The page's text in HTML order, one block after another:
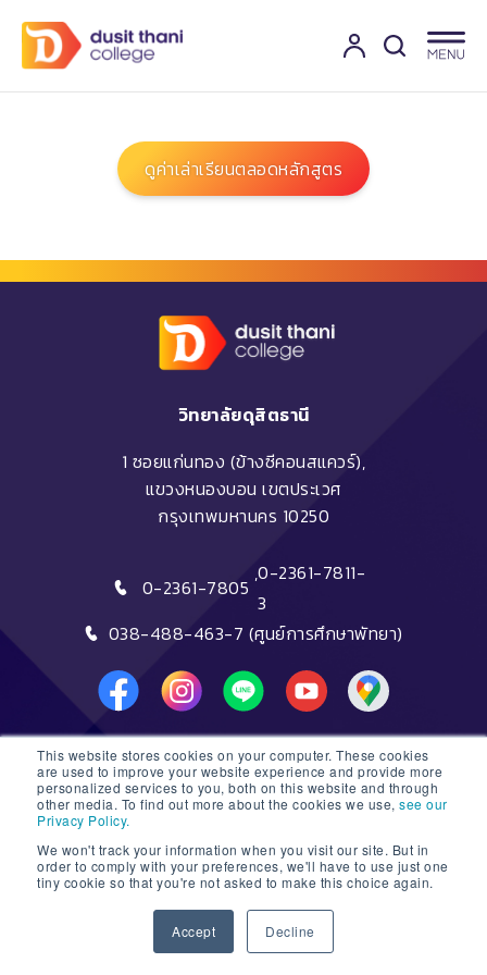
This website stores cookies on your computer. These cookies
are used to improve your website experience and provide more
personalized services to you, both on this website and through
other media. To find out more about the cookies we use, see our
Privacy Policy.
We won't track your information when you visit our site. But in
order to comply with your preferences, we'll have to use just one
tiny cookie so that you're not asked to make this choice again.
Accept Decline
ดูค่าเล่าเรียนตลอดหลักสูตร
วิทยาลัยดุสิตธานี
1 ซอยแก่นทอง (ข้างซีคอนสแควร์),
แขวงหนองบอน เขตประเวศ
กรุงเทพมหานคร 10250
0-2361-7805
,0-2361-7811-
3
038-488-463-7 (ศูนย์การศึกษาพัทยา)
DTC HOTLINE
FAQs
ติดต่อฝ่ายรับสมัครหลักสูตรระยะสั้น
ติดต่อฝ่ายรับสมัครหลักสูตรปริญญา
© 2026 Dusit Thani College |